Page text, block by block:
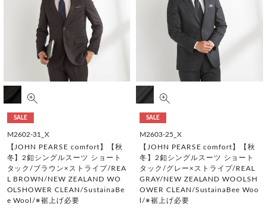
SALE
M2602-31_X
【JOHN PEARSE comfort】【秋
冬】2釦シングルスーツ ショート
タック/ブラウン×ストライプ/REA
L BROWN/NEW ZEALAND WO
OLSHOWER CLEAN/SustainaBe
e Wool/※裾上げ必要
SALE
M2603-25_X
【JOHN PEARSE comfort】【秋
冬】2釦シングルスーツ ショート
タック/グレー×ストライプ/REAL
GRAY/NEW ZEALAND WOOLSH
OWER CLEAN/SustainaBee Woo
l/※裾上げ必要